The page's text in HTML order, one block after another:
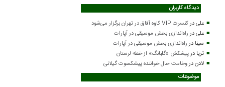
دیدگاه کاربران
علیدرکنسرت VIP کاوه آفاق در تهران برگزار می‌شود
علیدر راه‌اندازی بخش موسیقی در آپارات
سینا در راه‌اندازی بخش موسیقی در آپارات
ثریا درپیشکش «گلبانگ» از خطه لرستان
لادندروخامت حال خواننده پیشکسوت گیلانی
موضوعات